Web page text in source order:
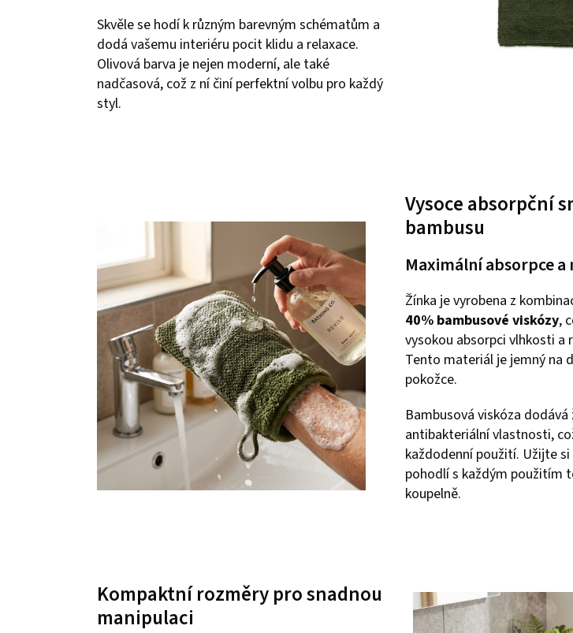
Skvěle se hodí k různým barevným schématům a
dodá vašemu interiéru pocit klidu a relaxace.
Olivová barva je nejen moderní, ale také
nadčasová, což z ní činí perfektní volbu pro každý
styl.
Vysoce absorpční
bambusu
Maximální absorpce
Žínka je vyrobena z
40% bambusové viskózy,
vysokou absorpci vlhkosti a
Tento materiál je jemný na
pokožce.
Bambusová viskóza
antibakteriální vlastnosti,
každodenní použití. Užijte
pohodlí s každým použitím
koupelně.
Kompaktní rozměry pro snadnou
manipulaci